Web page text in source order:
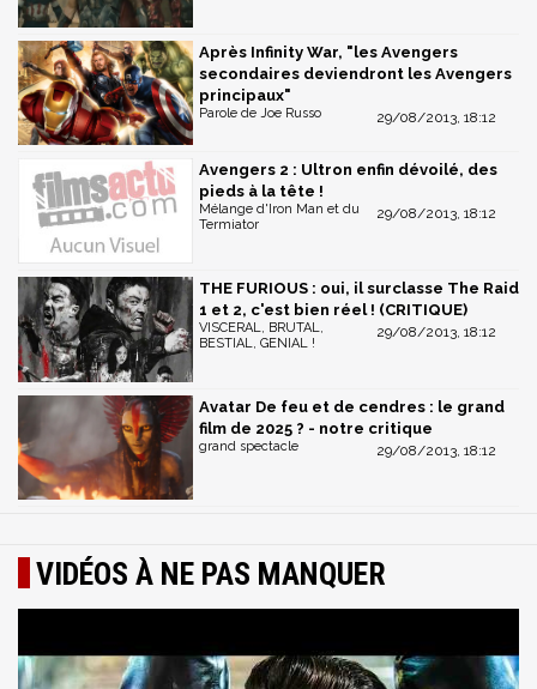
Après Infinity War, "les Avengers
secondaires deviendront les Avengers
principaux"
29/08/2013, 18:12
Parole de Joe Russo
Avengers 2 : Ultron enfin dévoilé, des
pieds à la tête !
29/08/2013, 18:12
Mélange d'Iron Man et du
Termiator
THE FURIOUS : oui, il surclasse The Raid
1 et 2, c'est bien réel ! (CRITIQUE)
29/08/2013, 18:12
VISCERAL, BRUTAL,
BESTIAL, GENIAL !
Avatar De feu et de cendres : le grand
film de 2025 ? - notre critique
29/08/2013, 18:12
grand spectacle
VIDÉOS À NE PAS MANQUER